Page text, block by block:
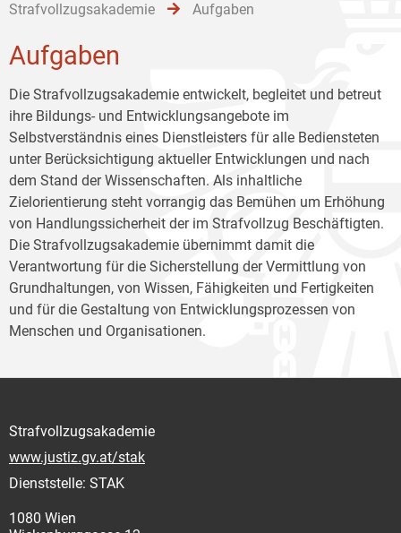
Strafvollzugsakademie Aufgaben
Aufgaben
Die Strafvollzugsakademie entwickelt, begleitet und betreut
ihre Bildungs- und Entwicklungsangebote im
Selbstverständnis eines Dienstleisters für alle Bediensteten
unter Berücksichtigung aktueller Entwicklungen und nach
dem Stand der Wissenschaften. Als inhaltliche
Zielorientierung steht vorrangig das Bemühen um Erhöhung
von Handlungssicherheit der im Strafvollzug Beschäftigten.
Die Strafvollzugsakademie übernimmt damit die
Verantwortung für die Sicherstellung der Vermittlung von
Grundhaltungen, von Wissen, Fähigkeiten und Fertigkeiten
und für die Gestaltung von Entwicklungsprozessen von
Menschen und Organisationen.
Strafvollzugsakademie
www.justiz.gv.at/stak
Dienststelle: STAK
1080 Wien